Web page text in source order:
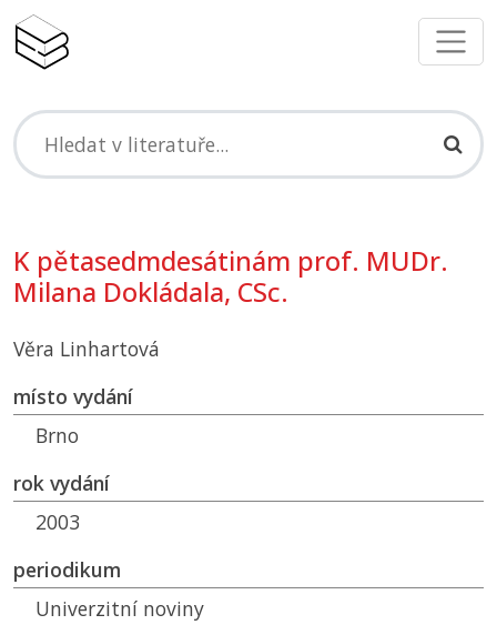
K pětasedmdesátinám prof. MUDr.
Milana Dokládala, CSc.
Věra Linhartová
místo vydání
Brno
rok vydání
2003
periodikum
Univerzitní noviny